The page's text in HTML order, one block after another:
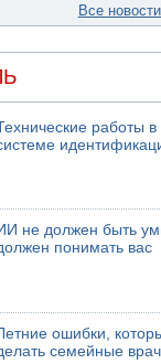
Все
работы
не должен быть
понимать вас
ошибки,
семейные